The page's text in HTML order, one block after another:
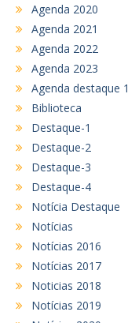
Agenda 2020
Agenda 2021
Agenda 2022
Agenda 2023
Agenda destaque 1
Biblioteca
Destaque-1
Destaque-2
Destaque-3
Destaque-4
Notícia Destaque
Notícias
Notícias 2016
Notícias 2017
Noticias 2018
Notícias 2019